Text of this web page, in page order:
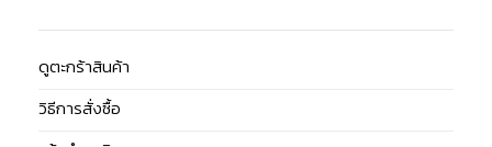
ดูตะกร้าสินค้า
วิธีการสั่งซื้อ